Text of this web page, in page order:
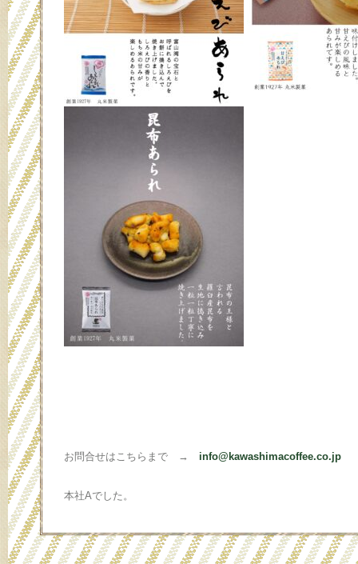
お問合せはこちらまで → info@kawashimacoffee.co.jp
本社Aでした。